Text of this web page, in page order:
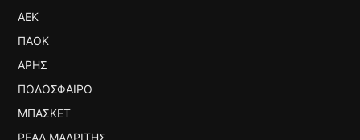
ΑΕΚ
ΠΑΟΚ
ΆΡΗΣ
ΠΟΔΌΣΦΑΙΡΟ
ΜΠΆΣΚΕΤ
ΡΕΆΛ ΜΑΔΡΊΤΗΣ